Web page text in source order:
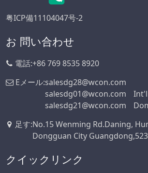
粤ICP備11104047号-2
お 問い合わせ
電話:+86 769 8535 8920
Eメール:salesdg28@wcon.com
salesdg01@wcon.com
Int'l
salesdg21@wcon.com
足す:No.15 Wenming Rd.Daning,
Dongguan City
クイックリンク